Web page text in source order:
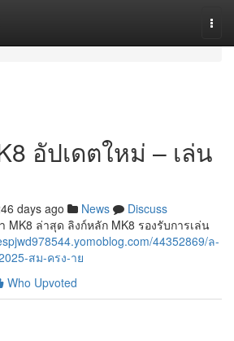
อัปเดตใหม่ – เล่น
days ago News
Discuss
MK8 ล่าสุด ลิงก์หลัก MK8 รองรับการเล่น
44352869/ล-
สม-ครง-าย
Who Upvoted